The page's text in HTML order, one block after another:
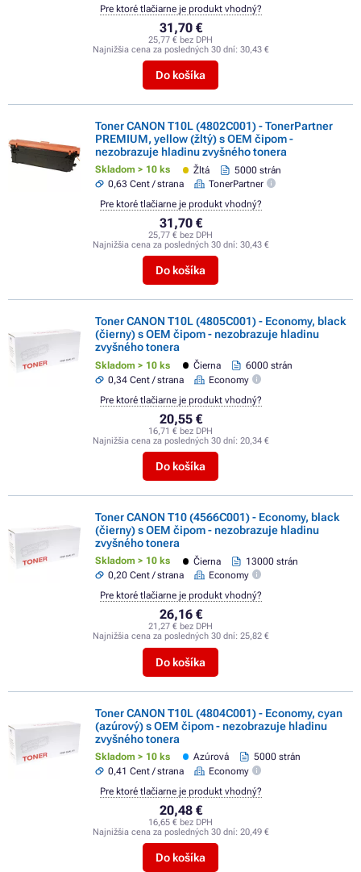
31,70 €
25,77 € bez DPH
Najnižšia cena za posledných 30 dní: 30,43 €
Do košíka
Pre ktoré tlačiarne je produkt vhodný?
Toner CANON T10L (4802C001) - TonerPartner
PREMIUM, yellow (žltý) s OEM čipom -
nezobrazuje hladinu zvyšného tonera
Skladom > 10 ks Žltá
5000 strán
0,63 Cent / strana
TonerPartner
31,70 €
25,77 € bez DPH
Najnižšia cena za posledných 30 dní: 30,43 €
Do košíka
Pre ktoré tlačiarne je produkt vhodný?
Toner CANON T10L (4805C001) - Economy, black
(čierny) s OEM čipom - nezobrazuje hladinu
zvyšného tonera
Skladom > 10 ks Čierna
6000 strán
0,34 Cent / strana
Economy
20,55 €
16,71 € bez DPH
Najnižšia cena za posledných 30 dní: 20,34 €
Do košíka
Pre ktoré tlačiarne je produkt vhodný?
Toner CANON T10 (4566C001) - Economy, black
(čierny) s OEM čipom - nezobrazuje hladinu
zvyšného tonera
Skladom > 10 ks Čierna
13000 strán
0,20 Cent / strana
Economy
26,16 €
21,27 € bez DPH
Najnižšia cena za posledných 30 dní: 25,82 €
Do košíka
Pre ktoré tlačiarne je produkt vhodný?
Toner CANON T10L (4804C001) - Economy, cyan
(azúrový) s OEM čipom - nezobrazuje hladinu
zvyšného tonera
Skladom > 10 ks Azúrová
5000 strán
0,41 Cent / strana
Economy
20,48 €
16,65 € bez DPH
Najnižšia cena za posledných 30 dní: 20,49 €
Do košíka
Pre ktoré tlačiarne je produkt vhodný?